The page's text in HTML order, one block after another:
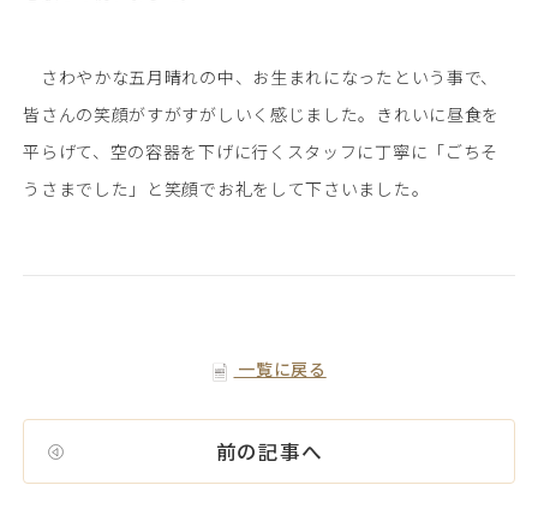
さわやかな五月晴れの中、お生まれになったという事で、
皆さんの笑顔がすがすがしいく感じました。きれいに昼食を
平らげて、空の容器を下げに行くスタッフに丁寧に「ごちそ
うさまでした」と笑顔でお礼をして下さいました。
前の記事へ
一覧に戻る